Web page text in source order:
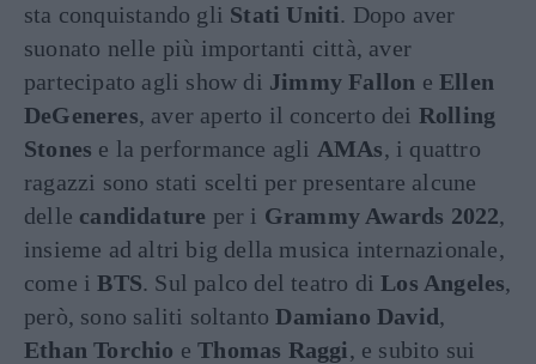
sta conquistando gli Stati Uniti. Dopo aver
suonato nelle più importanti città, aver
partecipato agli show di Jimmy Fallon e Ellen
DeGeneres, aver aperto il concerto dei Rolling
Stones e la performance agli AMAs, i quattro
ragazzi sono stati scelti per presentare alcune
delle candidature per i Grammy Awards 2022,
insieme ad altri big della musica internazionale,
come iBTS. Sul palco del teatro diLos Angeles,
però, sono saliti soltantoDamiano David,
Ethan Torchio e Thomas Raggi, e subito sui